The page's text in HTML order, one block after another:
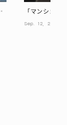
「マンション
国人富裕層も
Sep. 12, 2025